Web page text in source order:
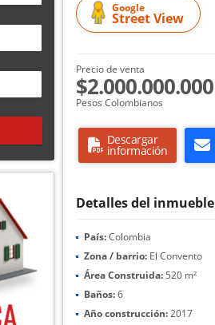
Google
Street View
Precio de venta
$2.000.000.000
Pesos Colombianos
Descargar
información
Detalles del inmueble
País:Colombia
Zona / barrio:El Convento
Área Construida:520 m²
Baños:6
Año construcción:2017